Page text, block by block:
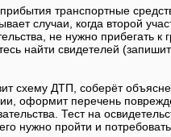
транспортные
случаи, когда второй
не нужно прибегать к
найти свидетелей
схему ДТП, соберёт
оформит перечень
Тест на
нужно пройти и